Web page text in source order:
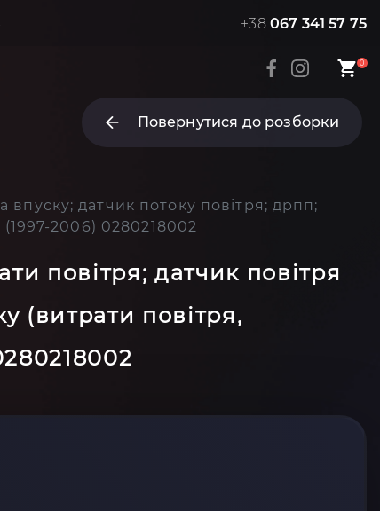
+38 067 341 57 75
0
Повернутися до розборки
впуску; датчик потоку повітря; дрпп;
2006) 0280218002
повітря; датчик повітря
(витрати повітря,